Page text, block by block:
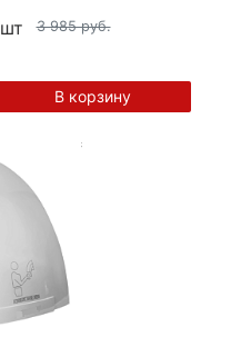
3 985 руб.
В корзину